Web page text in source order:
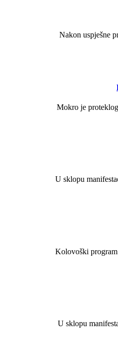
Nakon uspješne
Mokro je
U sklopu
Kolovoški program
U sklopu